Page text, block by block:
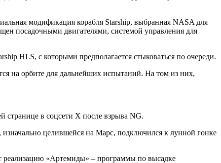
модификация корабля Starship, выбранная NASA для
посадочными двигателями, системой управления для
HLS, с которыми предполагается стыковаться по очереди.
на орбите для дальнейших испытаний. На том из них,
странице в соцсети Х после взрыва NG.
целившейся на Марс, подключился к лунной гонке
реализацию «Артемиды» – программы по высадке